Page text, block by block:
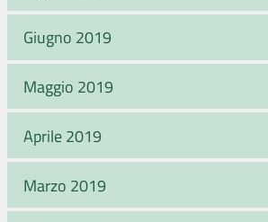
Giugno 2019
Maggio 2019
Aprile 2019
Marzo 2019